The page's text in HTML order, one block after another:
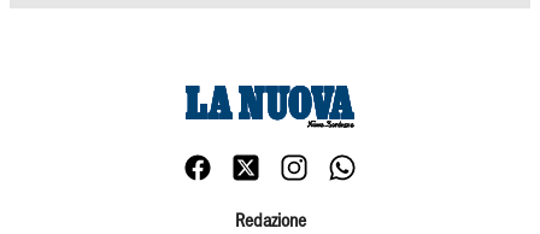
Redazione